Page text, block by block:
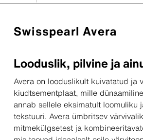
Swisspearl Avera
Looduslik, pilvine ja
Avera on looduslikult kuivatatud ja
kiudtsementplaat, mille
annab sellele eksimatult loomuliku
tekstuuri. Avera ümbritsev
mitmekülgsetest ja